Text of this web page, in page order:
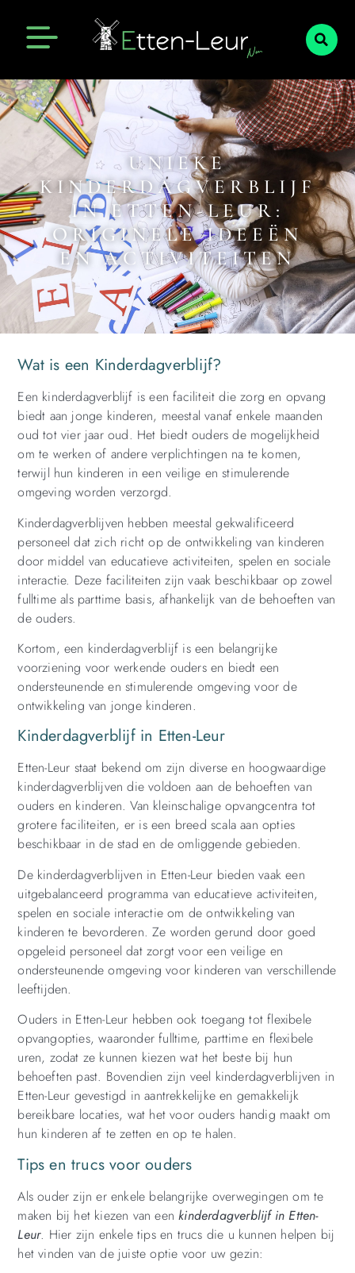
UNIEKE
KINDERDAGVERBLIJF
IN ETTEN-LEUR:
ORIGINELE IDEEËN
EN ACTIVITEITEN
Wat is een Kinderdagverblijf?
Een kinderdagverblijf is een faciliteit die zorg en opvang
biedt aan jonge kinderen, meestal vanaf enkele maanden
oud tot vier jaar oud. Het biedt ouders de mogelijkheid
om te werken of andere verplichtingen na te komen,
terwijl hun kinderen in een veilige en stimulerende
omgeving worden verzorgd.
Kinderdagverblijven hebben meestal gekwalificeerd
personeel dat zich richt op de ontwikkeling van kinderen
door middel van educatieve activiteiten, spelen en sociale
interactie. Deze faciliteiten zijn vaak beschikbaar op zowel
fulltime als parttime basis, afhankelijk van de behoeften van
de ouders.
Kortom, een kinderdagverblijf is een belangrijke
voorziening voor werkende ouders en biedt een
ondersteunende en stimulerende omgeving voor de
ontwikkeling van jonge kinderen.
Kinderdagverblijf in Etten-Leur
Etten-Leur staat bekend om zijn diverse en hoogwaardige
kinderdagverblijven die voldoen aan de behoeften van
ouders en kinderen. Van kleinschalige opvangcentra tot
grotere faciliteiten, er is een breed scala aan opties
beschikbaar in de stad en de omliggende gebieden.
De kinderdagverblijven in Etten-Leur bieden vaak een
uitgebalanceerd programma van educatieve activiteiten,
spelen en sociale interactie om de ontwikkeling van
kinderen te bevorderen. Ze worden gerund door goed
opgeleid personeel dat zorgt voor een veilige en
ondersteunende omgeving voor kinderen van verschillende
leeftijden.
Ouders in Etten-Leur hebben ook toegang tot flexibele
opvangopties, waaronder fulltime, parttime en flexibele
uren, zodat ze kunnen kiezen wat het beste bij hun
behoeften past. Bovendien zijn veel kinderdagverblijven in
Etten-Leur gevestigd in aantrekkelijke en gemakkelijk
bereikbare locaties, wat het voor ouders handig maakt om
hun kinderen af ​​te zetten en op te halen.
Tips en trucs voor ouders
Als ouder zijn er enkele belangrijke overwegingen om te
maken bij het kiezen van eenkinderdagverblijf in Etten-
Leur. Hier zijn enkele tips en trucs die u kunnen helpen bij
het vinden van de juiste optie voor uw gezin: